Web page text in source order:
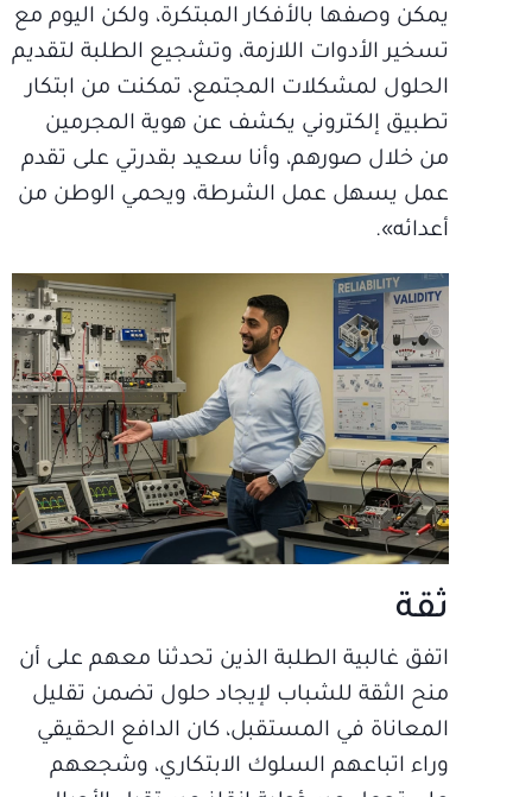
يمكن وصفها بالأفكار المبتكرة، ولكن اليوم مع
تسخير الأدوات اللازمة، وتشجيع الطلبة لتقديم
الحلول لمشكلات المجتمع، تمكنت من ابتكار
تطبيق إلكتروني يكشف عن هوية المجرمين
من خلال صورهم، وأنا سعيد بقدرتي على تقدم
عمل يسهل عمل الشرطة، ويحمي الوطن من
أعدائه».
ثقة
اتفق غالبية الطلبة الذين تحدثنا معهم على أن
منح الثقة للشباب لإيجاد حلول تضمن تقليل
المعاناة في المستقبل، كان الدافع الحقيقي
وراء اتباعهم السلوك الابتكاري، وشجعهم